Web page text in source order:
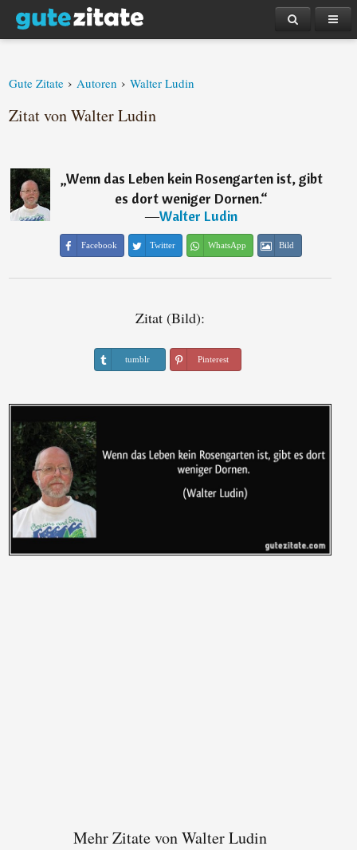
Gute Zitate › Autoren › Walter Ludin
Zitat von Walter Ludin
„Wenn das Leben kein Rosengarten ist, gibt
es dort weniger Dornen.“
―Walter Ludin
Facebook Twitter WhatsApp Bild
Zitat (Bild):
tumblr Pinterest
Mehr Zitate von Walter Ludin